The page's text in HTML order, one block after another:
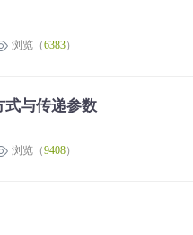
浏览（6383）
式与传递参数
浏览（9408）